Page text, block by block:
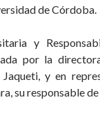
de Córdoba.
y
por la
y en
su responsable